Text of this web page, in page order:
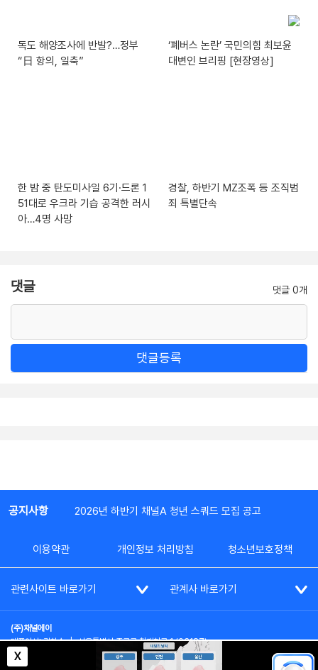
독도 해양조사에 반발?…정부
“日 항의, 일축”
‘폐버스 논란’ 국민의힘 최보윤
대변인 브리핑 [현장영상]
한 밤 중 탄도미사일 6기·드론 1
51대로 우크라 기습 공격한 러시
아…4명 사망
경찰, 하반기 MZ조폭 등 조직범
죄 특별단속
댓글 댓글 0개
댓글등록
X
공지사항 2026년 하반기 채널A 청년 스쿼드 모집 공고
이용약관 개인정보 처리방침 청소년보호정책
관련사이트 바로가기 관계사 바로가기
(주)채널에이
대표이사: 김차수 | 서울특별시 종로구 청계천로 1 (03187)
부가통신사업신고: 022357호 | 사업자등록번호: 101-86-62787